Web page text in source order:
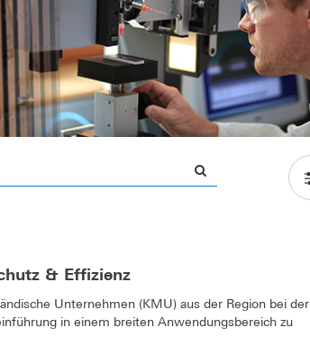
& Effizienz
Unternehmen (KMU) aus der Region bei der
in einem breiten Anwendungsbereich zu